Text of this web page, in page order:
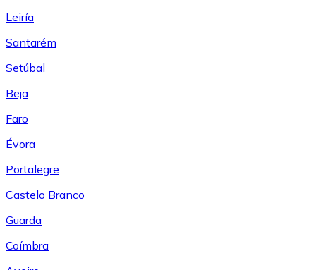
Leiría
Santarém
Setúbal
Beja
Faro
Évora
Portalegre
Castelo Branco
Guarda
Coímbra